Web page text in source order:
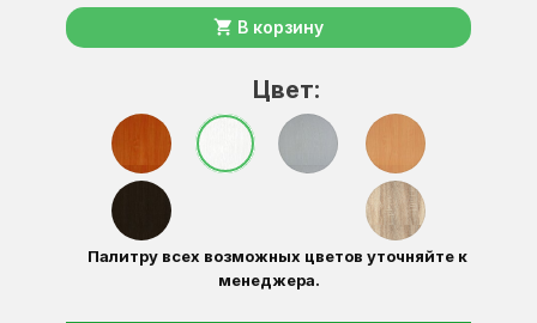
shopping_cart В корзину
Цвет:
Палитру всех возможных цветов уточняйте к
менеджера.